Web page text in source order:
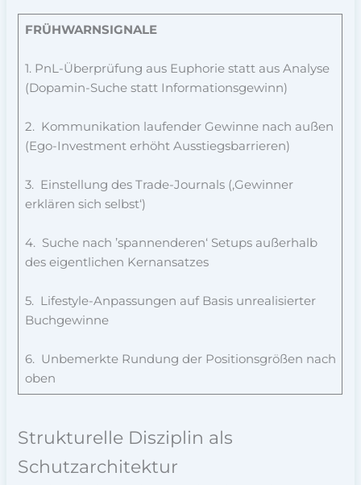
FRÜHWARNSIGNALE
1. PnL-Überprüfung aus Euphorie statt aus Analyse
(Dopamin-Suche statt Informationsgewinn)
2. Kommunikation laufender Gewinne nach außen
(Ego-Investment erhöht Ausstiegsbarrieren)
3. Einstellung des Trade-Journals (‚Gewinner
erklären sich selbst‘)
4. Suche nach ’spannenderen‘ Setups außerhalb
des eigentlichen Kernansatzes
5. Lifestyle-Anpassungen auf Basis unrealisierter
Buchgewinne
6. Unbemerkte Rundung der Positionsgrößen nach
oben
Strukturelle Disziplin als
Schutzarchitektur